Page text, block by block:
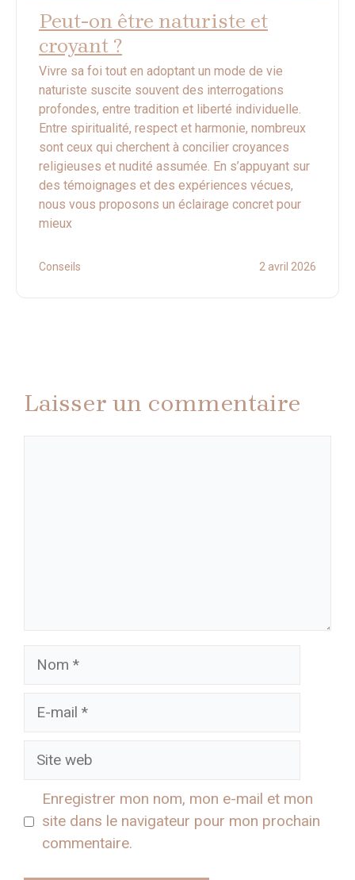
Peut-on être naturiste et
croyant ?
Vivre sa foi tout en adoptant un mode de vie
naturiste suscite souvent des interrogations
profondes, entre tradition et liberté individuelle.
Entre spiritualité, respect et harmonie, nombreux
sont ceux qui cherchent à concilier croyances
religieuses et nudité assumée. En s’appuyant sur
des témoignages et des expériences vécues,
nous vous proposons un éclairage concret pour
mieux
Conseils 2 avril 2026
Laisser un commentaire
Nom
Site
Enregistrer mon nom, mon e-mail et mon
site dans le navigateur pour mon prochain
commentaire.